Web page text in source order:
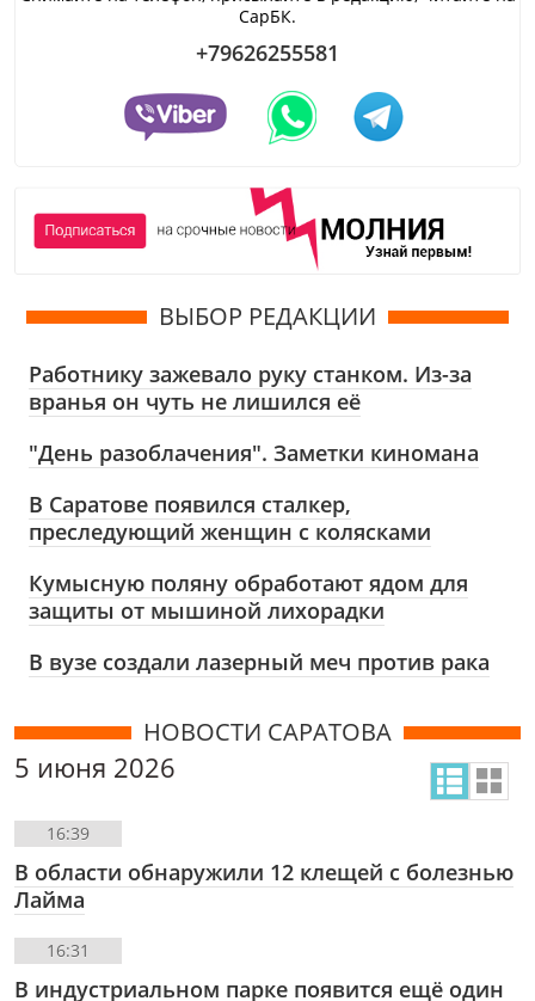
СарБК.
+79626255581
ВЫБОР РЕДАКЦИИ
Работнику зажевало руку станком. Из-за
вранья он чуть не лишился её
"День разоблачения". Заметки киномана
В Саратове появился сталкер,
преследующий женщин с колясками
Кумысную поляну обработают ядом для
защиты от мышиной лихорадки
В вузе создали лазерный меч против рака
НОВОСТИ САРАТОВА
5 июня 2026
16:39
В области обнаружили 12 клещей с болезнью
Лайма
16:31
В индустриальном парке появится ещё один